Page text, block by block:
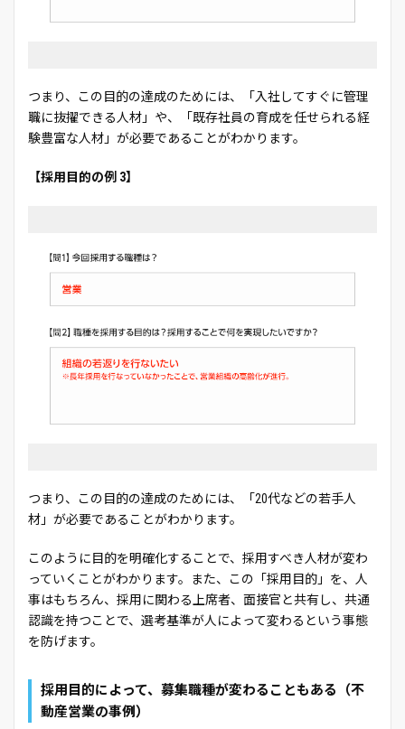
つまり、この目的の達成のためには、「入社してすぐに管理
職に抜擢できる人材」や、「既存社員の育成を任せられる経
験豊富な人材」が必要であることがわかります。
【採用目的の例 3】
つまり、この目的の達成のためには、「20代などの若手人
材」が必要であることがわかります。
このように目的を明確化することで、採用すべき人材が変わ
っていくことがわかります。また、この「採用目的」を、人
事はもちろん、採用に関わる上席者、面接官と共有し、共通
認識を持つことで、選考基準が人によって変わるという事態
を防げます。
採用目的によって、募集職種が変わることもある（不
動産営業の事例）